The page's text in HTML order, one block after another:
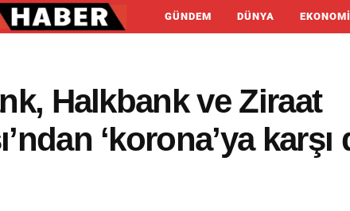
GÜNDEM DÜNYA EKONOMI
Halkbank ve Ziraat
‘korona’ya